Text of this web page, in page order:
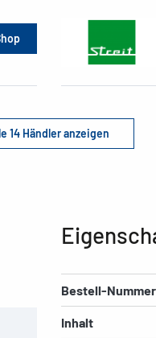
14 Händler anzeigen
Bestell-Nummer
Inhalt